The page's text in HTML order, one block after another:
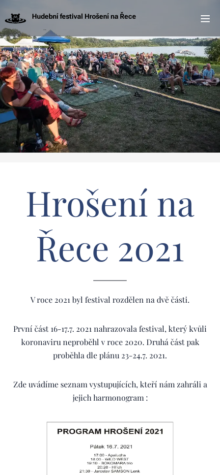
Hudební festival Hrošení na Řece
NA ŘECE
Hrošení na
Řece 2021
V roce 2021 byl festival rozdělen na dvě části.
První část 16-17.7. 2021 nahrazovala festival, který kvůli
koronaviru neproběhl v roce 2020. Druhá část pak
proběhla dle plánu 23-24.7. 2021.
Zde uvádíme seznam vystupujících, kteří nám zahráli a
jejich harmonogram :